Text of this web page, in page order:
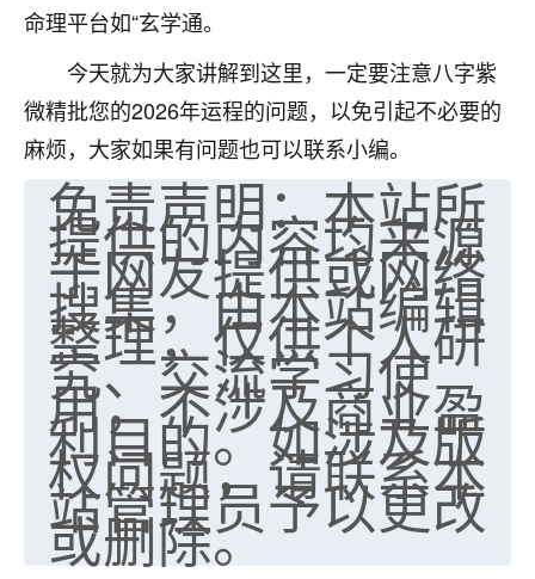
命理平台如“玄学通。
今天就为大家讲解到这里，一定要注意八字紫
微精批您的2026年运程的问题，以免引起不必要的
麻烦，大家如果有问题也可以联系小编。
免责声明：本站所
提供的内容均来源
于网友提供或网络
搜集，由本站编辑
整理，仅供个人研
究、交流学习使
用，不涉及商业盈
利目的。如涉及版
权问题，请联系本
站管理员予以更改
或删除。
优秀的张同学
老师收徒吗？？我对这些很感兴趣
2天前 来自山西 15